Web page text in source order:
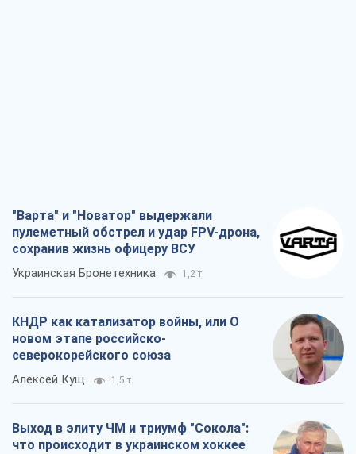
"Варта" и "Новатор" выдержали
пулеметный обстрел и удар FPV-дрона,
сохранив жизнь офицеру ВСУ
Украинская Бронетехника 1,2 т.
КНДР как катализатор войны, или О
новом этапе российско-
северокорейского союза
Алексей Кущ 1,5 т.
Выход в элиту ЧМ и триумф "Сокола":
что происходит в украинском хоккее